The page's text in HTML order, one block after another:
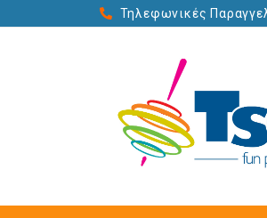
Τηλεφωνικές